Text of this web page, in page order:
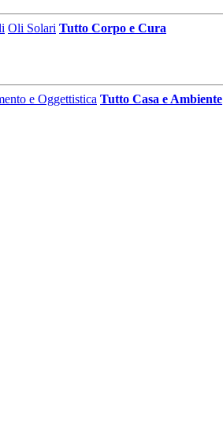
Oli Solari Tutto Corpo e Cura
e Oggettistica Tutto Casa e Ambiente